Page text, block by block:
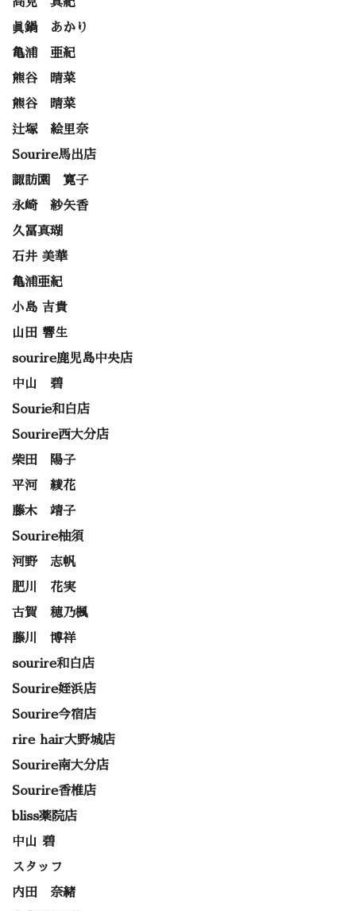
眞鍋 あかり
亀浦 亜紀
熊谷 晴菜
熊谷 晴菜
辻塚 絵里奈
Sourire馬出店
諏訪園 寛子
永崎 紗矢香
久冨真瑚
石井 美華
亀浦亜紀
小島 吉貴
山田 響生
sourire鹿児島中央店
中山 碧
Sourie和白店
Sourire西大分店
柴田 陽子
平河 綾花
藤木 靖子
Sourire柚須
河野 志帆
肥川 花実
古賀 穂乃楓
藤川 博祥
sourire和白店
Sourire姪浜店
Sourire今宿店
rire hair大野城店
Sourire南大分店
Sourire香椎店
bliss薬院店
中山 碧
スタッフ
内田 奈緒